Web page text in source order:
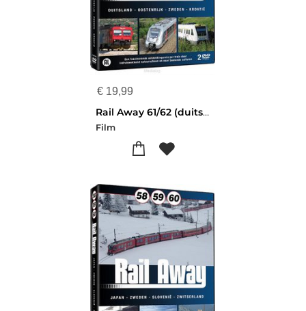
€ 19,99
Rail Away 61/62 (duitsland/oostenrijk/zw
Film